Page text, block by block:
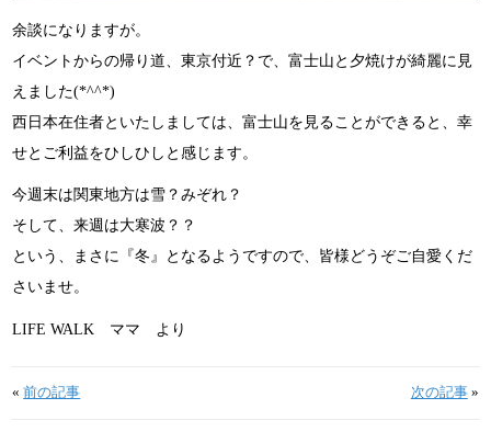
余談になりますが。
イベントからの帰り道、東京付近？で、富士山と夕焼けが綺麗に見
えました(*^^*)
西日本在住者といたしましては、富士山を見ることができると、幸
せとご利益をひしひしと感じます。
今週末は関東地方は雪？みぞれ？
そして、来週は大寒波？？
という、まさに『冬』となるようですので、皆様どうぞご自愛くだ
さいませ。
LIFE WALK ママ より
«前の記事 次の記事»